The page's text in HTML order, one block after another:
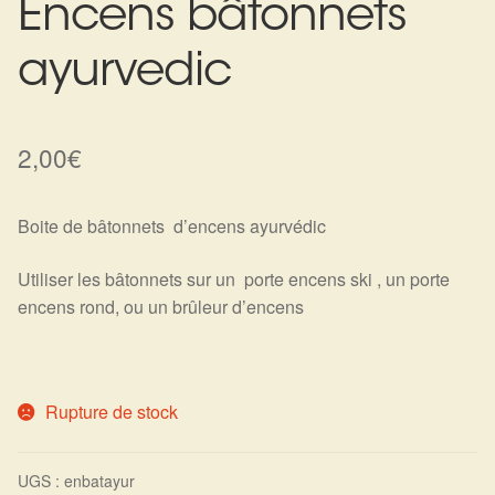
Harmonisation de l’être
Harmonisation des lieux
Soin beauté
Encens
Encens bâtonnets
ayurvedic
2,00€
Boite de bâtonnets d’encens ayurvédic
Utiliser les bâtonnets sur un porte encens ski , un porte
encens rond, ou un brûleur d’encens
Rupture de stock
UGS : enbatayur